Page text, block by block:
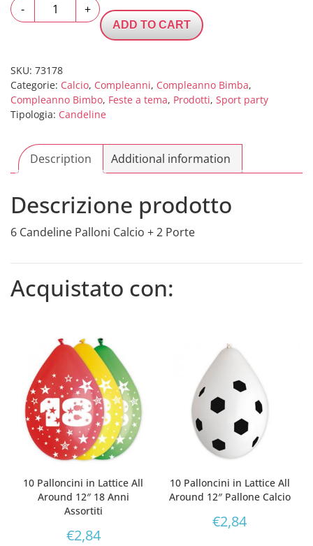
-
Candeline
+
2
Porte
quantity
+
ADD TO CART
SKU: 73178
Categorie: Calcio, Compleanni, Compleanno Bimba,
Compleanno Bimbo, Feste a tema, Prodotti, Sport party
Tipologia: Candeline
Description Additional information
Descrizione prodotto
6 Candeline Palloni Calcio + 2 Porte
Acquistato con:
10 Palloncini in Lattice All
Around 12″ 18 Anni
Assortiti
€2,84
10 Palloncini in Lattice All
Around 12″ Pallone Calcio
€2,84